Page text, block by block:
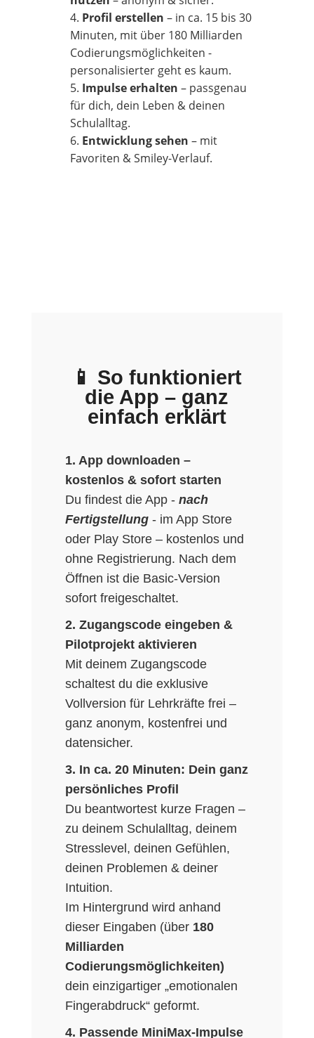
Profil erstellen – in ca. 15 bis 30
Minuten, mit über 180 Milliarden
Codierungsmöglichkeiten -
personalisierter geht es kaum.
Impulse erhalten – passgenau
für dich, dein Leben & deinen
Schulalltag.
Entwicklung sehen – mit
Favoriten & Smiley-Verlauf.
📱 So funktioniert
die App – ganz
einfach erklärt
1. App downloaden –
kostenlos & sofort starten
Du findest die App -nach
Fertigstellung - im App Store
oder Play Store – kostenlos und
ohne Registrierung. Nach dem
Öffnen ist die Basic-Version
sofort freigeschaltet.
2. Zugangscode eingeben &
Pilotprojekt aktivieren
Mit deinem Zugangscode
schaltest du die exklusive
Vollversion für Lehrkräfte frei –
ganz anonym, kostenfrei und
datensicher.
3. In ca. 20 Minuten: Dein ganz
persönliches Profil
Du beantwortest kurze Fragen –
zu deinem Schulalltag, deinem
Stresslevel, deinen Gefühlen,
deinen Problemen & deiner
Intuition.
Im Hintergrund wird anhand
dieser Eingaben (über 180
Milliarden
Codierungsmöglichkeiten)
dein einzigartiger „emotionalen
Fingerabdruck“ geformt.
4. Passende MiniMax-Impulse